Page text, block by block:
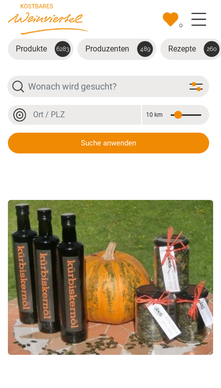
Zum Hauptinhalt springen
0
Produkte 6283 Produzenten 489 Rezepte 260
Suche
Ort oder PLZ
Entfernung
10 km
Suche anwenden
Kürbiskernöl